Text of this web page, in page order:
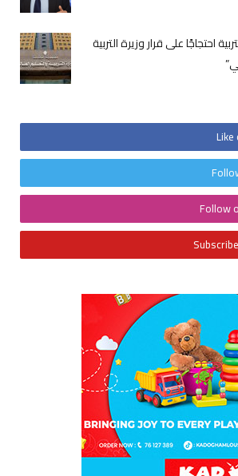
احتجاجًا على قرار وزيرة التربية
Follow